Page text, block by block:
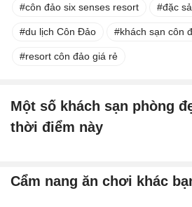
côn đảo six senses resort đặc
du lịch Côn Đảo khách sạn côn
resort côn đảo giá rẻ
Một số khách sạn phòng
thời điểm này
Cẩm nang ăn chơi khác